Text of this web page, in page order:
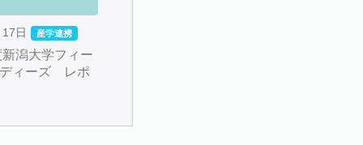
日 産学連携
潟大学フィー
ィーズ レポ